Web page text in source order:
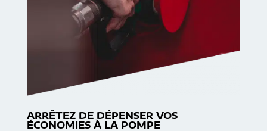
ARRÊTEZ DE DÉPENSER VOS
ÉCONOMIES À LA POMPE